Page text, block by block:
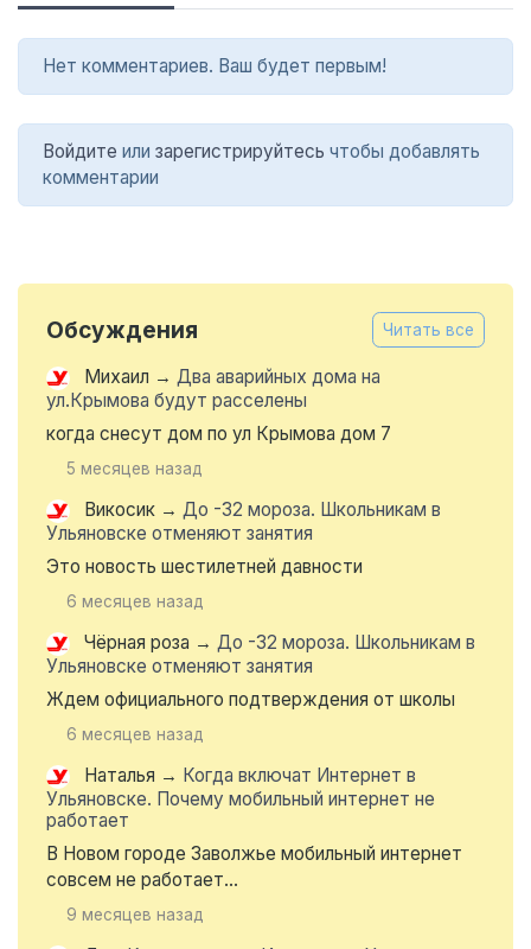
Нет комментариев. Ваш будет первым!
Войдите или зарегистрируйтесь чтобы добавлять
комментарии
Обсуждения Читать все
Михаил → Два аварийных дома на
ул.Крымова будут расселены
когда снесут дом по ул Крымова дом 7
5 месяцев назад
Викосик → До -32 мороза. Школьникам в
Ульяновске отменяют занятия
Это новость шестилетней давности
6 месяцев назад
Чёрная роза → До -32 мороза. Школьникам в
Ульяновске отменяют занятия
Ждем официального подтверждения от школы
6 месяцев назад
Наталья → Когда включат Интернет в
Ульяновске. Почему мобильный интернет не
работает
В Новом городе Заволжье мобильный интернет
совсем не работает...
9 месяцев назад